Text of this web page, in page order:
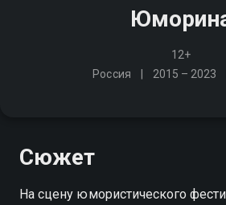
12+
Россия
2015 – 2023
Сюжет
На сцену юмористического